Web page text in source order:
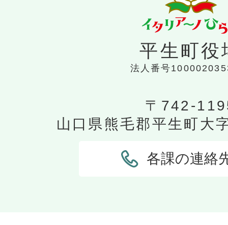
平生町役
法人番号
〒742-
山口県熊毛郡平生町大
各課の連絡